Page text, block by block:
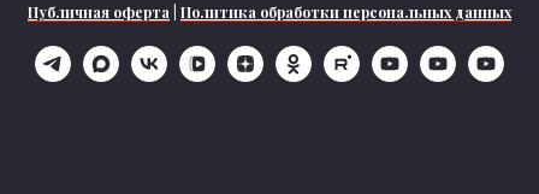
Публичная оферта
Политика обработки персональных данных